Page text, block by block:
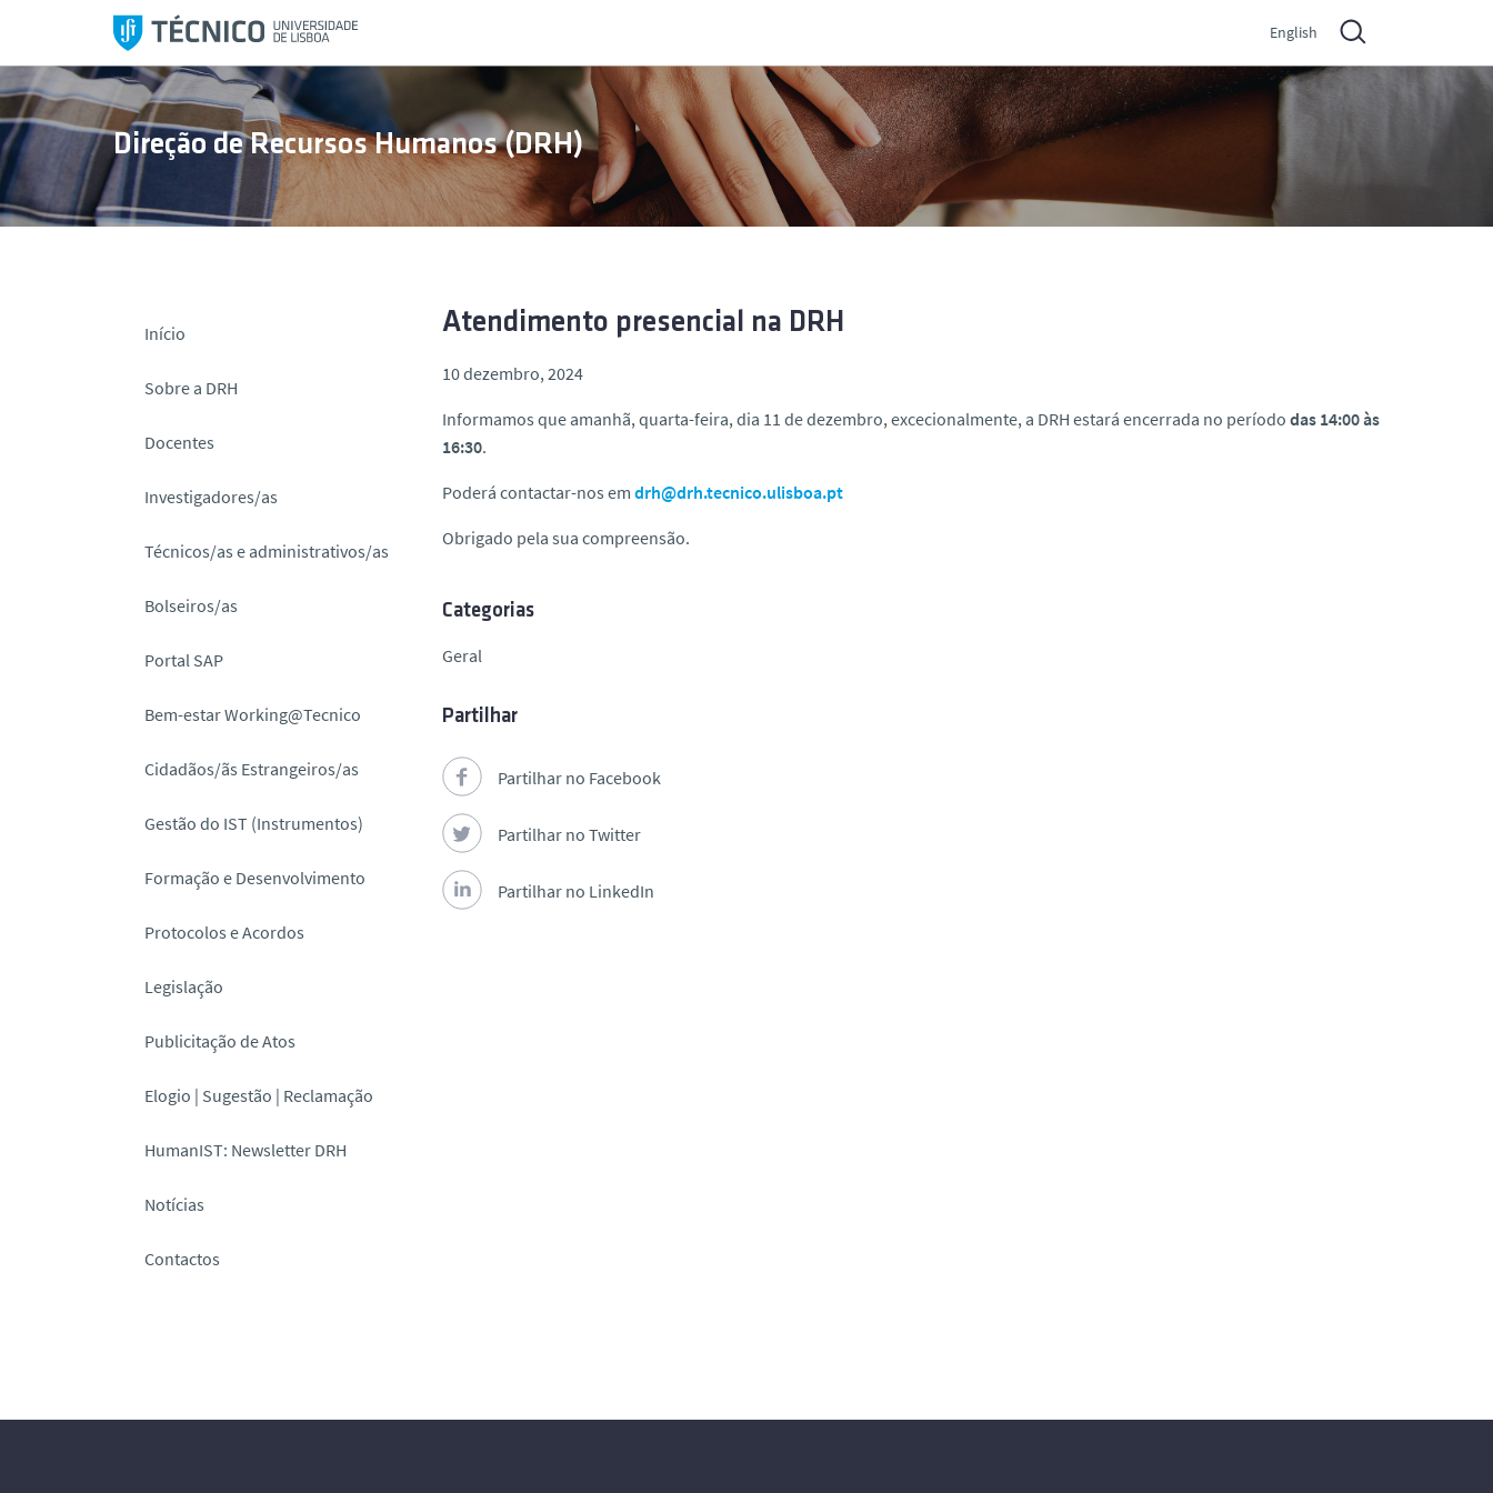
l
t
a
r
p
a
English
Direção de Recursos Humanos (DRH)
Início
Sobre a DRH
Docentes
Investigadores/as
Técnicos/as e administrativos/as
Bolseiros/as
Portal SAP
Bem-estar Working@Tecnico
Cidadãos/ãs Estrangeiros/as
Gestão do IST (Instrumentos)
Formação e Desenvolvimento
Protocolos e Acordos
Legislação
Publicitação de Atos
Elogio | Sugestão | Reclamação
HumanIST: Newsletter DRH
Notícias
Contactos
Atendimento presencial na DRH
10 dezembro, 2024
Informamos que amanhã, quarta-feira, dia 11 de dezembro, excecionalmente, a DRH estará encerrada no período das 14:00 às
16:30.
Poderá contactar-nos em drh@drh.tecnico.ulisboa.pt
Obrigado pela sua compreensão.
Categorias
Geral
Partilhar
Partilhar no Facebook
Partilhar no Twitter
Partilhar no LinkedIn